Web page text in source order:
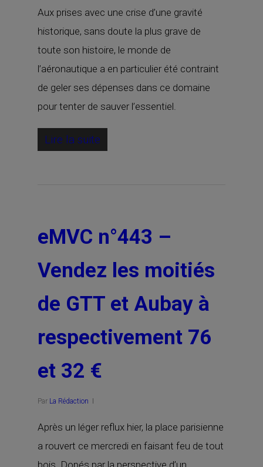
Aux prises avec une crise d’une gravité
historique, sans doute la plus grave de
toute son histoire, le monde de
l’aéronautique a en particulier été contraint
de geler ses dépenses dans ce domaine
pour tenter de sauver l’essentiel.
Lire la suite
eMVC n°443 –
Vendez les moitiés
de GTT et Aubay à
respectivement 76
et 32 €
Par La Rédaction
Après un léger reflux hier, la place parisienne
a rouvert ce mercredi en faisant feu de tout
bois. Dopés par la perspective d’un